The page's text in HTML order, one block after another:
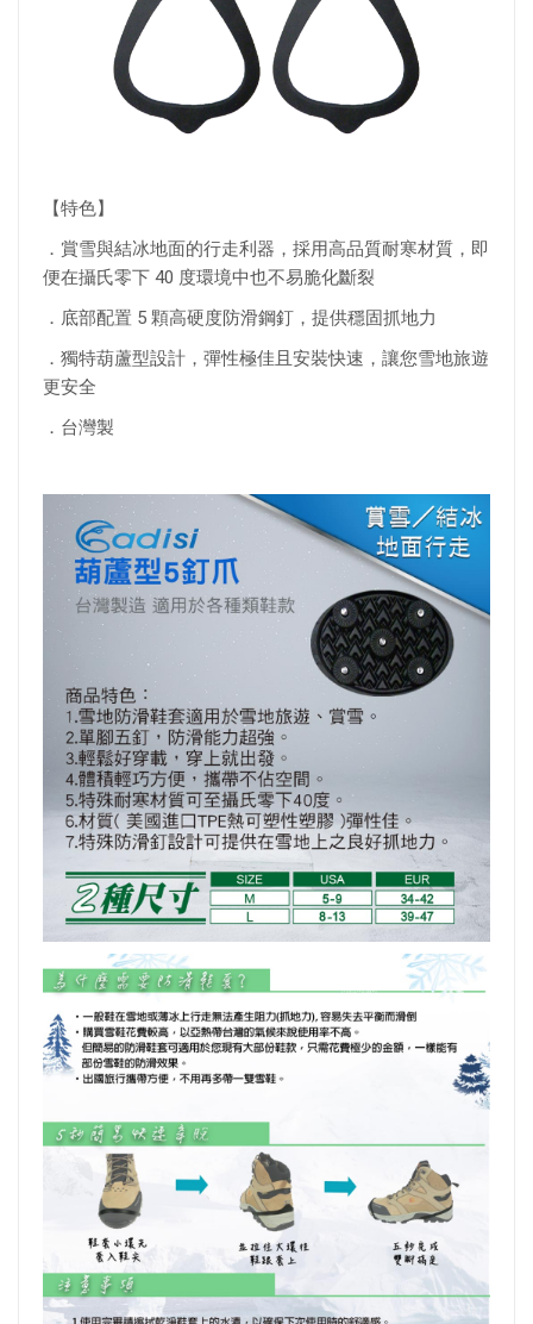
【特色】
．賞雪與結冰地面的行走利器，採用高品質耐寒材質，即
便在攝氏零下 40 度環境中也不易脆化斷裂
．底部配置 5 顆高硬度防滑鋼釘，提供穩固抓地力
．獨特葫蘆型設計，彈性極佳且安裝快速，讓您雪地旅遊
更安全
．台灣製